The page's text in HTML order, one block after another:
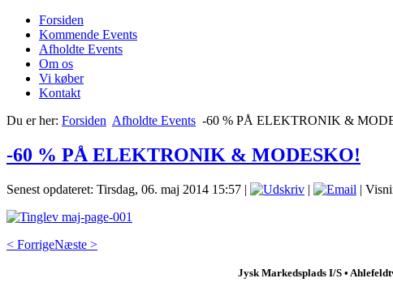
Forsiden
Kommende Events
Afholdte Events
Om os
Vi køber
Kontakt
Du er her: Forsiden Afholdte Events -60 % PÅ ELEKTRONIK &
-60 % PÅ ELEKTRONIK & MODESKO!
Senest opdateret: Tirsdag, 06. maj 2014 15:57 | | |
< ForrigeNæste >
Jysk Markedsplads I/S •